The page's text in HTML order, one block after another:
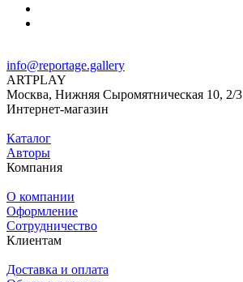
info@reportage.gallery
ARTPLAY
Москва, Нижняя Сыромятническая 10, 2/3
Интернет-магазин
Каталог
Авторы
Компания
О компании
Оформление
Сотрудничество
Клиентам
Доставка и оплата